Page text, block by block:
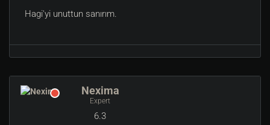
Hagi'yi unuttun sanırım.
Nexima
Expert
6.3